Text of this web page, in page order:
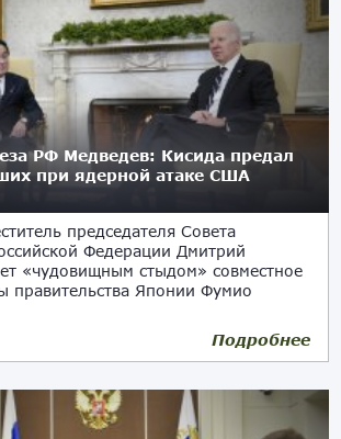
РФ Медведев: Кисида предал
при ядерной атаке США
председателя Совета
Федерации Дмитрий
«чудовищным стыдом» совместное
правительства Японии Фумио
Подробнее